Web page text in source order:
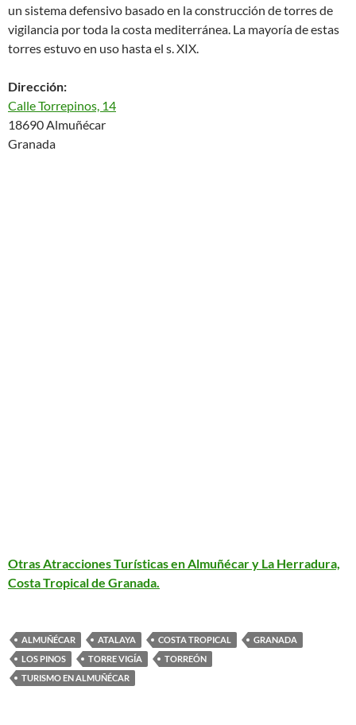
un sistema defensivo basado en la construcción de torres de
vigilancia por toda la costa mediterránea. La mayoría de estas
torres estuvo en uso hasta el s. XIX.
Dirección:
Calle Torrepinos, 14
18690 Almuñécar
Granada
Otras Atracciones Turísticas en Almuñécar y La Herradura,
Costa Tropical de Granada.
ALMUÑÉCAR ATALAYA COSTA TROPICAL
GRANADA
LOS PINOS
TORRE VIGÍA
TORREÓN
TURISMO EN ALMUÑÉCAR